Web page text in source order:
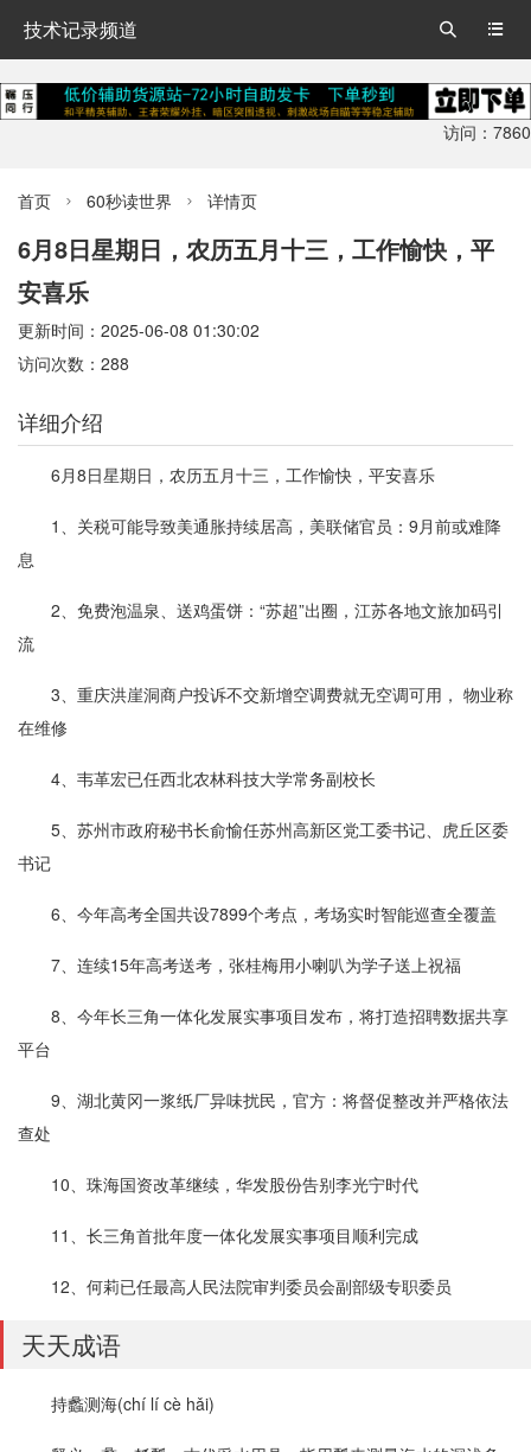
技术记录频道 

访问：7860
首页  60秒读世界  详情页
6月8日星期日，农历五月十三，工作愉快，平
安喜乐
更新时间：2025-06-08 01:30:02
访问次数：288
详细介绍
6月8日星期日，农历五月十三，工作愉快，平安喜乐
1、关税可能导致美通胀持续居高，美联储官员：9月前或难降
息
2、免费泡温泉、送鸡蛋饼：“苏超”出圈，江苏各地文旅加码引
流
3、重庆洪崖洞商户投诉不交新增空调费就无空调可用， 物业称
在维修
4、韦革宏已任西北农林科技大学常务副校长
5、苏州市政府秘书长俞愉任苏州高新区党工委书记、虎丘区委
书记
6、今年高考全国共设7899个考点，考场实时智能巡查全覆盖
7、连续15年高考送考，张桂梅用小喇叭为学子送上祝福
8、今年长三角一体化发展实事项目发布，将打造招聘数据共享
平台
9、湖北黄冈一浆纸厂异味扰民，官方：将督促整改并严格依法
查处
10、珠海国资改革继续，华发股份告别李光宁时代
11、长三角首批年度一体化发展实事项目顺利完成
12、何莉已任最高人民法院审判委员会副部级专职委员
天天成语
持蠡测海(chí lí cè hǎi)